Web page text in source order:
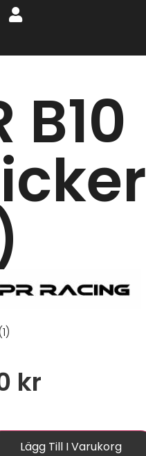
B10
kr
Lägg Till I Varukorg